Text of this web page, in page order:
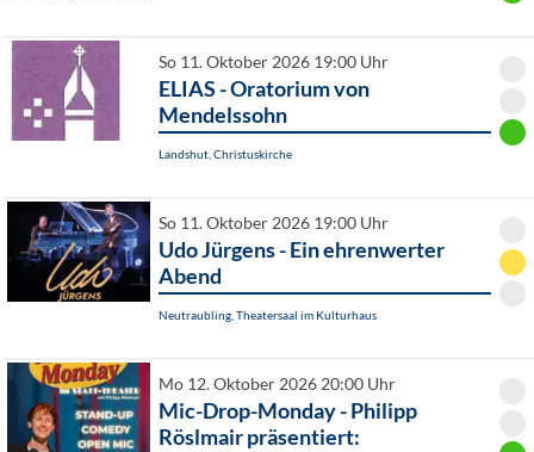
So 11. Oktober 2026 19:00 Uhr
ELIAS - Oratorium von
Mendelssohn
Landshut, Christuskirche
So 11. Oktober 2026 19:00 Uhr
Udo Jürgens - Ein ehrenwerter
Abend
Neutraubling, Theatersaal im Kulturhaus
Mo 12. Oktober 2026 20:00 Uhr
Mic-Drop-Monday - Philipp
Röslmair präsentiert: